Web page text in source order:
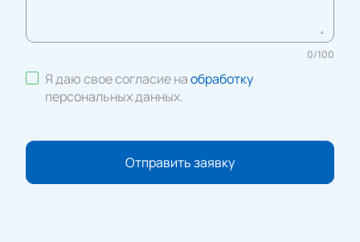
0/100
Я даю свое согласие наобработку
персональных данных.
Отправить заявку